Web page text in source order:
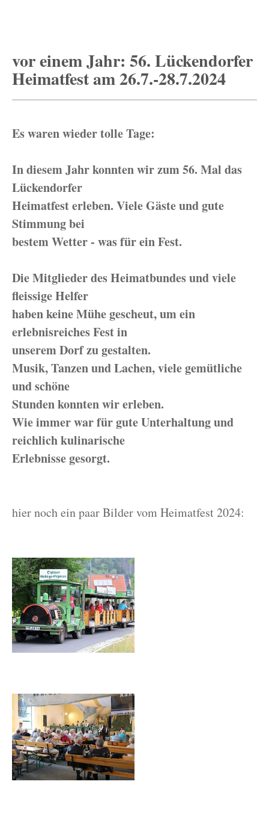
vor einem Jahr: 56. Lückendorfer
Heimatfest am 26.7.-28.7.2024
Es waren wieder tolle Tage:
In diesem Jahr konnten wir zum 56. Mal das
Lückendorfer
Heimatfest erleben. Viele Gäste und gute
Stimmung bei
bestem Wetter - was für ein Fest.
Die Mitglieder des Heimatbundes und viele
fleissige Helfer
haben keine Mühe gescheut, um ein
erlebnisreiches Fest in
unserem Dorf zu gestalten.
Musik, Tanzen und Lachen, viele gemütliche
und schöne
Stunden konnten wir erleben.
Wie immer war für gute Unterhaltung und
reichlich kulinarische
Erlebnisse gesorgt.
hier noch ein paar Bilder vom Heimatfest 2024: